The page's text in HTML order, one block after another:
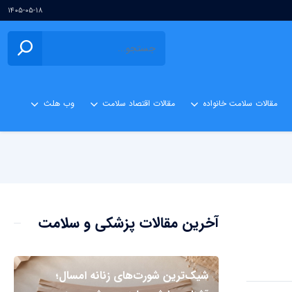
۱۴۰۵-۰۵-۱۸
مقالات سلامت خانواده مقالات اقتصاد سلامت وب هلث
آخرین مقالات پزشکی و سلامت
شیک‌ترین شورت‌های زنانه امسال؛